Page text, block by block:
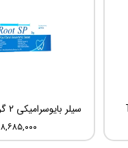
۸,۶۸۵,۰۰۰ تومان